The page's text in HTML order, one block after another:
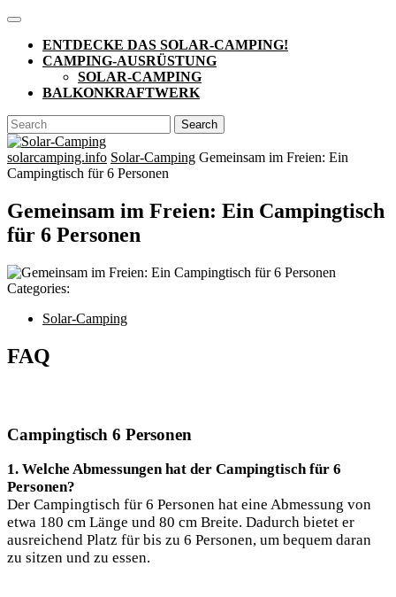
Skip
content
Open
ButtonENTDECKE DAS SOLAR-CAMPING!
CAMPING-AUSRÜSTUNG
SOLAR-CAMPING
BALKONKRAFTWERK
CLOSE
BUTTON
Search
for:
solarcamping.info Solar-Camping Gemeinsam im Freien: Ein
Campingtisch für 6 Personen
Gemeinsam im Freien: Ein Campingtisch
für 6 Personen
Categories:
Solar-Camping
FAQ
Campingtisch 6 Personen
1. Welche Abmessungen hat der Campingtisch für 6
Personen?
Der Campingtisch für 6 Personen hat eine Abmessung von
etwa 180 cm Länge und 80 cm Breite. Dadurch bietet er
ausreichend Platz für bis zu 6 Personen, um bequem daran
zu sitzen und zu essen.